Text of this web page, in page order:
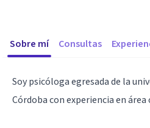
Sobre mí Consultas
Soy psicóloga egresada de la
Córdoba con experiencia en área